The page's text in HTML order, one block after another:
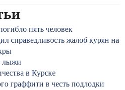
пять человек
справедливость жалоб курян на
лыжи
в Курске
граффити в честь подлодки